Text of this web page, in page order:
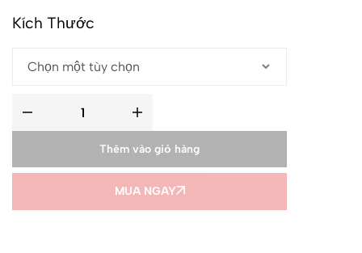
Kích Thước
Thêm vào giỏ hàng
MUA NGAY